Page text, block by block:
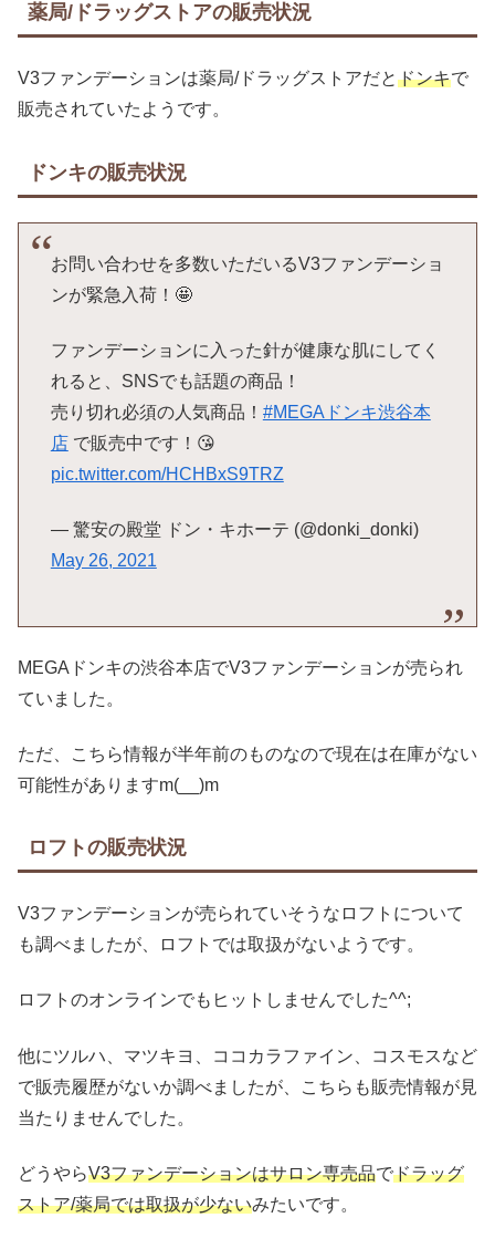
薬局/ドラッグストアの販売状況
V3ファンデーションは薬局/ドラッグストアだとドンキで
販売されていたようです。
ドンキの販売状況
お問い合わせを多数いただいるV3ファンデーショ
ンが緊急入荷！🤩
ファンデーションに入った針が健康な肌にしてく
れると、SNSでも話題の商品！
売り切れ必須の人気商品！ #MEGAドンキ渋谷本
店で販売中です！😘
pic.twitter.com/HCHBxS9TRZ
— 驚安の殿堂 ドン・キホーテ (@donki_donki)
May 26, 2021
MEGAドンキの渋谷本店でV3ファンデーションが売られ
ていました。
ただ、こちら情報が半年前のものなので現在は在庫がない
可能性がありますm(__)m
ロフトの販売状況
V3ファンデーションが売られていそうなロフトについて
も調べましたが、ロフトでは取扱がないようです。
ロフトのオンラインでもヒットしませんでした^^;
他にツルハ、マツキヨ、ココカラファイン、コスモスなど
で販売履歴がないか調べましたが、こちらも販売情報が見
当たりませんでした。
どうやらV3ファンデーションはサロン専売品でドラッグ
ストア/薬局では取扱が少ないみたいです。